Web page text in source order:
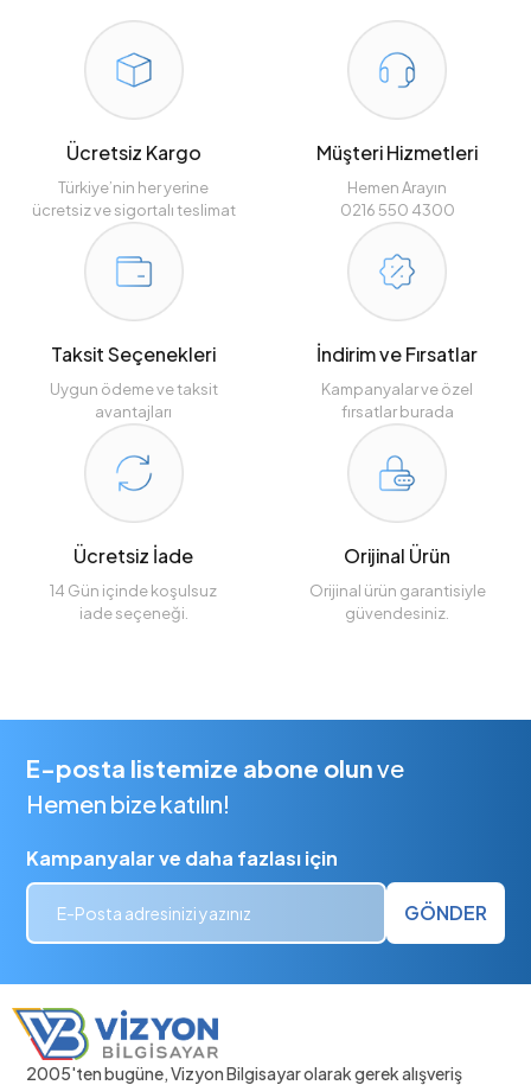
Ücretsiz Kargo
Türkiye’nin her yerine
ücretsiz ve sigortalı teslimat
Müşteri Hizmetleri
Hemen Arayın
0216 550 4300
Taksit Seçenekleri
Uygun ödeme ve taksit
avantajları
İndirim ve Fırsatlar
Kampanyalar ve özel
fırsatlar burada
Ücretsiz İade
14 Gün içinde koşulsuz
iade seçeneği.
Orijinal Ürün
Orijinal ürün garantisiyle
güvendesiniz.
E-posta listemize abone olunve
Hemen bize katılın!
Kampanyalar ve daha fazlası için
GÖNDER
2005'ten bugüne, Vizyon Bilgisayar olarak gerek alışveriş